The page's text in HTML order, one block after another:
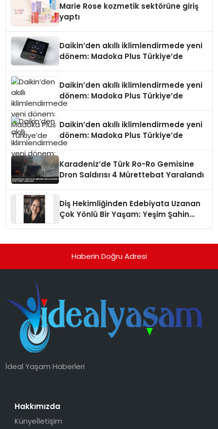
Marie Rose kozmetik sektörüne giriş
yaptı
Daikin’den akıllı iklimlendirmede yeni
dönem: Madoka Plus Türkiye’de
Daikin’den akıllı iklimlendirmede yeni
dönem: Madoka Plus Türkiye’de
Daikin’den akıllı iklimlendirmede yeni
dönem: Madoka Plus Türkiye’de
Karadeniz’de Türk Ro-Ro Gemisine
Dron Saldırısı 4 Mürettebat Yaralandı
Diş Hekimliğinden Edebiyata Uzanan
Çok Yönlü Bir Yaşam: Yeşim Şahin
Haberin Doğru Adresi
İdeal Yaşam Haberleri
Hakkımızda
Künyeİletişim